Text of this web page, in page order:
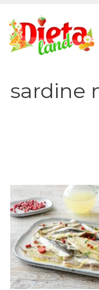
contenuto
sardine